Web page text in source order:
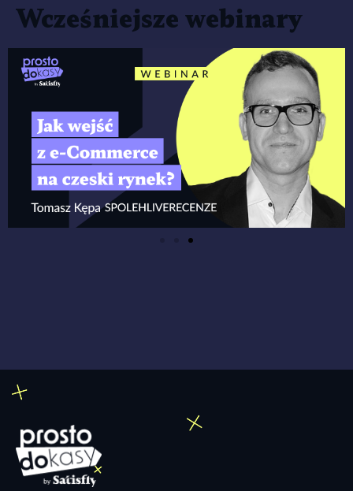
Wcześniejsze webinary